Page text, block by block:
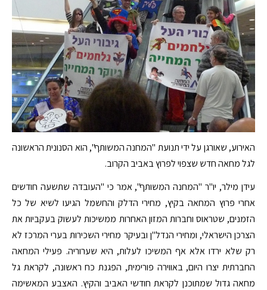
האירוע, שאורגן על ידי תנועת "המחנה המשותף", הוא הסנונית הראשונה
לגל מחאה חדש שצפוי לפרוץ באביב הקרוב.
עידן מילר, יו"ר "המחנה המשותף", אמר כי "העובדה שתשעה חודשים
אחרי פרוץ המחאה בקיץ, מחירי הדלק והחשמל הגיעו לשיא של כל
הזמנים, שטראוס וחברות המזון האחרות ממשיכות לעשוק בעקביות את
הצרכן הישראלי, ומחירי הנדל"ן ובעיקר מחירי השכירות בערי המרכז לא
רק שלא ירדו אלא אף המשיכו לעלות, היא שערוריה. פעילי המחאה
החברתית יצרו היום, באווירה פורימית, הפגנת כח ראשונה, לקראת גל
מחאה גדול שמתוכנן לקראת חודשי האביב והקיץ. האצבע המאשימה